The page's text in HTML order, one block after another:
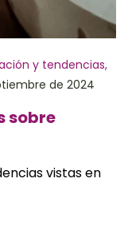
y tendencias,
de 2024
sobre
vistas en